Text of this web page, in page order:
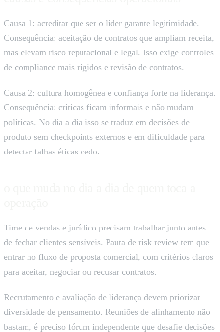
Causa 1: acreditar que ser o líder garante legitimidade.
Consequência: aceitação de contratos que ampliam receita,
mas elevam risco reputacional e legal. Isso exige controles
de compliance mais rígidos e revisão de contratos.
Causa 2: cultura homogênea e confiança forte na liderança.
Consequência: críticas ficam informais e não mudam
políticas. No dia a dia isso se traduz em decisões de
produto sem checkpoints externos e em dificuldade para
detectar falhas éticas cedo.
Time de vendas e jurídico precisam trabalhar junto antes
de fechar clientes sensíveis. Pauta de risk review tem que
entrar no fluxo de proposta comercial, com critérios claros
para aceitar, negociar ou recusar contratos.
Recrutamento e avaliação de liderança devem priorizar
diversidade de pensamento. Reuniões de alinhamento não
bastam, é preciso fórum independente que desafie decisões